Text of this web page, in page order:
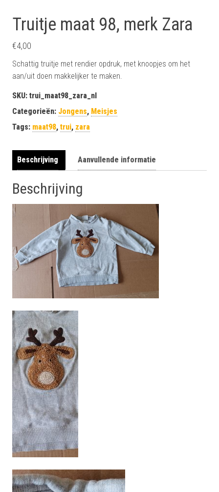
Truitje maat 98, merk Zara
€4,00
Schattig truitje met rendier opdruk, met knoopjes om het
aan/uit doen makkelijker te maken.
SKU: trui_maat98_zara_nl
Categorieën: Jongens, Meisjes
Tags: maat98, trui, zara
Beschrijving Aanvullende informatie
Beschrijving